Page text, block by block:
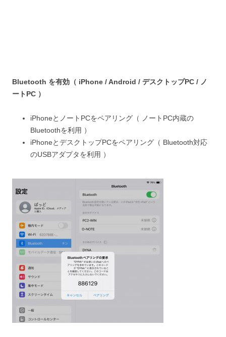
Bluetooth を有効（ iPhone / Android / デスクトップPC / ノ
ートPC ）
iPhoneとノートPCをペアリング（ ノートPC内蔵の
Bluetoothを利用 ）
iPhoneとデスクトップPCをペアリング（ Bluetooth対応
のUSBアダプタを利用 ）